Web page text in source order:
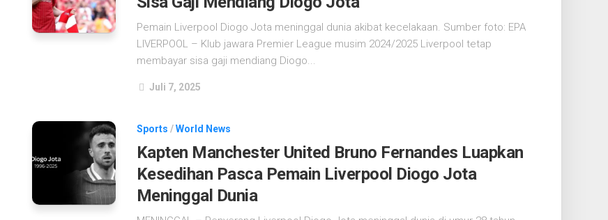
Pemain Liverpool Diogo Jota meninggal dunia akibat kecelakaan. Sumber foto: EPA
LIVERPOOL – Klub jawara Premier League musim 2024/2025 Liverpool tetap
membayar sisa gaji mendiang Diogo...
Juli 7, 2025
Sports /World News
Kapten Manchester United Bruno Fernandes Luapkan
Kesedihan Pasca Pemain Liverpool Diogo Jota
Meninggal Dunia